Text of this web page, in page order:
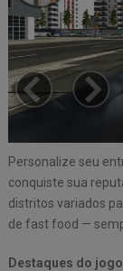
Personalize seu
conquiste sua
distritos variados
de fast food —
Destaques do